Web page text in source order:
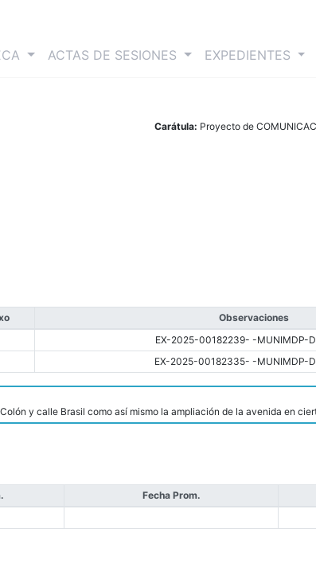
ACTAS DE SESIONES EXPEDIENTES
Carátula: Proyecto de
Observaciones
EX-2025-00182239- -MUNIMDP-
EX-2025-00182335- -MUNIMDP-
y calle Brasil como así mismo la ampliación de la avenida en
Fecha Prom.